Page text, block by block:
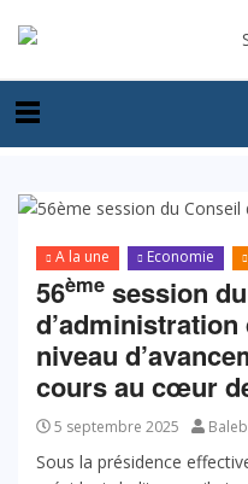
A la une Economie
56ème session
niveau
cours au cœur
5 septembre 2025
Sous la présidence